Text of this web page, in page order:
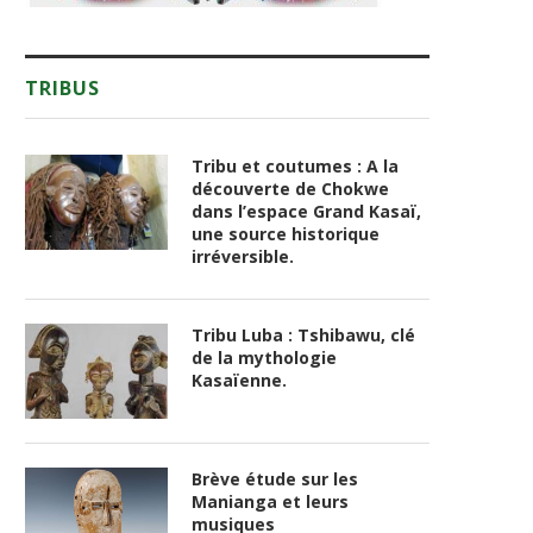
TRIBUS
Tribu et coutumes : A la
découverte de Chokwe
dans l’espace Grand Kasaï,
une source historique
irréversible.
Tribu Luba : Tshibawu, clé
de la mythologie
Kasaïenne.
Brève étude sur les
Manianga et leurs
musiques